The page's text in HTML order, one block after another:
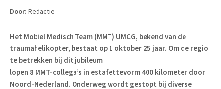
Door: Redactie
Het Mobiel Medisch Team (MMT) UMCG, bekend van de
traumahelikopter, bestaat op 1 oktober 25 jaar. Om de regio
te betrekken bij dit jubileum
lopen 8 MMT-collega’s in estafettevorm 400 kilometer door
Noord-Nederland. Onderweg wordt gestopt bij diverse